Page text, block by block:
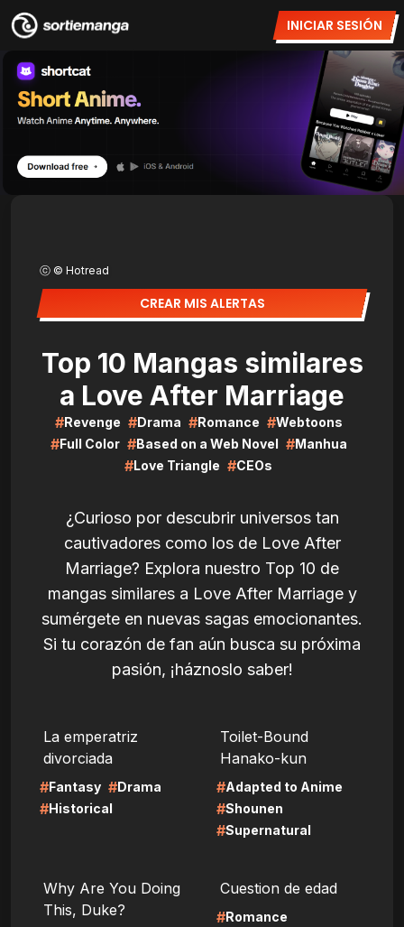
INICIAR SESIÓN
ⓒ © Hotread
CREAR MIS ALERTAS
Top 10 Mangas similares
a Love After Marriage
#Revenge #Drama #Romance #Webtoons
#Full Color #Based on a Web Novel #Manhua
#Love Triangle #CEOs
¿Curioso por descubrir universos tan
cautivadores como los de Love After
Marriage? Explora nuestro Top 10 de
mangas similares a Love After Marriage y
sumérgete en nuevas sagas emocionantes.
Si tu corazón de fan aún busca su próxima
pasión, ¡háznoslo saber!
La emperatriz
divorciada
#Fantasy #Drama
#Historical
Toilet-Bound
Hanako-kun
#Adapted to Anime
#Shounen
#Supernatural
Why Are You Doing
This, Duke?
Cuestion de edad
#Romance